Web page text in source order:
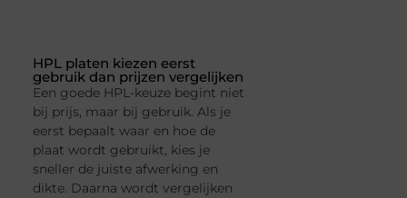
HPL platen kiezen eerst
gebruik dan prijzen vergelijken
Een goede HPL-keuze begint niet
bij prijs, maar bij gebruik. Als je
eerst bepaalt waar en hoe de
plaat wordt gebruikt, kies je
sneller de juiste afwerking en
dikte. Daarna wordt vergelijken